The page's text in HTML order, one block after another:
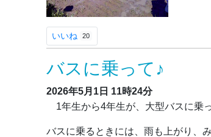
いいね 20
バスに乗って♪
2026年5月1日 11時24分
1年生から4年生が、大型バスに乗
バスに乗るときには、雨も上がり、